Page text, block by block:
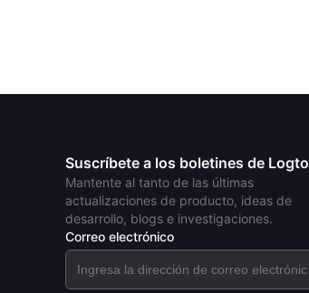
Suscríbete a los boletines de Logto
Mantente al tanto de las últimas
actualizaciones de producto, ideas de
desarrollo, blogs e investigaciones.
Correo electrónico